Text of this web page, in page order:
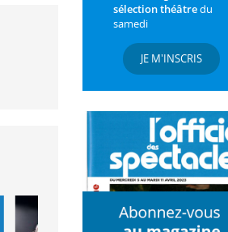
sélection théâtredu
samedi
JE M'INSCRIS